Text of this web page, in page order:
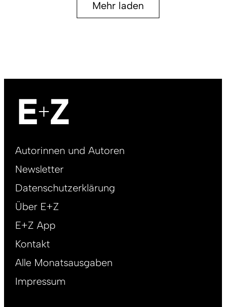
Mehr laden
Footer
DE
Autorinnen und Autoren
Newsletter
Datenschutzerklärung
Über E+Z
E+Z App
Kontakt
Alle Monatsausgaben
Impressum